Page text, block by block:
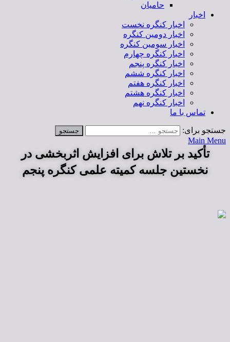
حامیان
اخبار
اخبار کنگره نخست
اخبار دومین کنگره
اخبار سومین کنگره
اخبار کنگره چهارم
اخبار کنگره پنجم
اخبار کنگره ششم
اخبار کنگره هفتم
اخبار کنگره هشتم
اخبار کنگره نهم
تماس با ما
جستجو برای:
Main Menu
تأکید بر تلاش برای افزایش اثربخشی در
نخستین جلسه کمیته علمی کنگره پنجم